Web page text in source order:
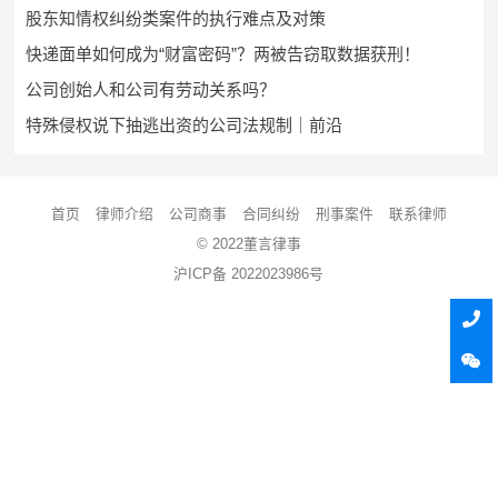
股东知情权纠纷类案件的执行难点及对策
快递面单如何成为“财富密码”？两被告窃取数据获刑！
公司创始人和公司有劳动关系吗？
特殊侵权说下抽逃出资的公司法规制｜前沿
首页 律师介绍 公司商事 合同纠纷 刑事案件
联系律师
© 2022董言律事
沪ICP备 2022023986号